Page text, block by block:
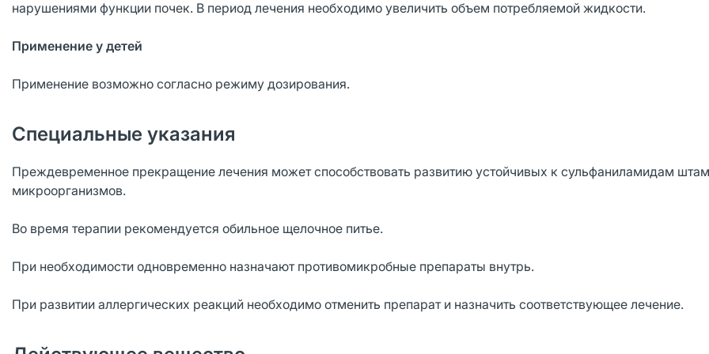
нарушениями функции почек. В период лечения необходимо увеличить объем потребляемой жидкости.
Применение у детей
Применение возможно согласно режиму дозирования.
Специальные указания
Преждевременное прекращение лечения может способствовать развитию устойчивых к сульфаниламидам
микроорганизмов.
Во время терапии рекомендуется обильное щелочное питье.
При необходимости одновременно назначают противомикробные препараты внутрь.
При развитии аллергических реакций необходимо отменить препарат и назначить соответствующее лечение.